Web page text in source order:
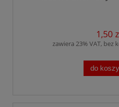
1,50
zawiera 23% VAT, bez
do